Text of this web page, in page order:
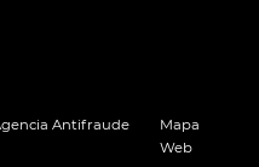
Antifraude
Mapa
Web